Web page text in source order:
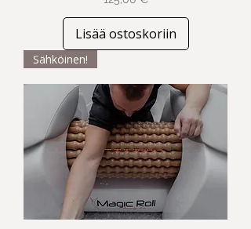
Lisää ostoskoriin
Sähköinen!